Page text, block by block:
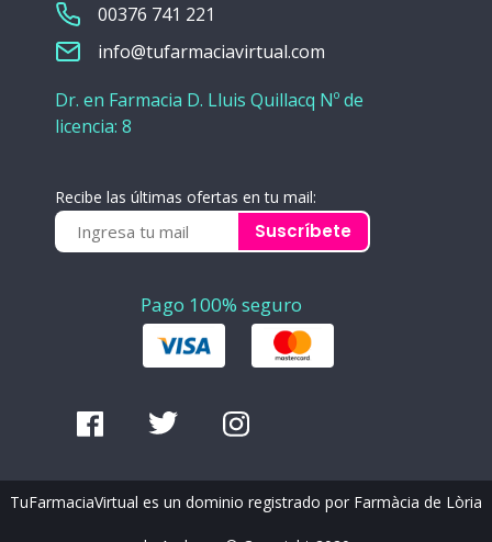
00376 741 221
info@tufarmaciavirtual.com
Dr. en Farmacia D. Lluis Quillacq Nº de
licencia: 8
Recibe las últimas ofertas en tu mail:
Suscríbete
Pago 100% seguro
TuFarmaciaVirtual es un dominio registrado por Farmàcia de Lòria